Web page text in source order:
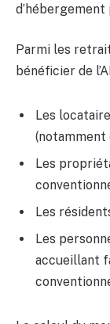
Parmi les
bénéficier de
Les
(notamment
Les
Les
Les
accueillant